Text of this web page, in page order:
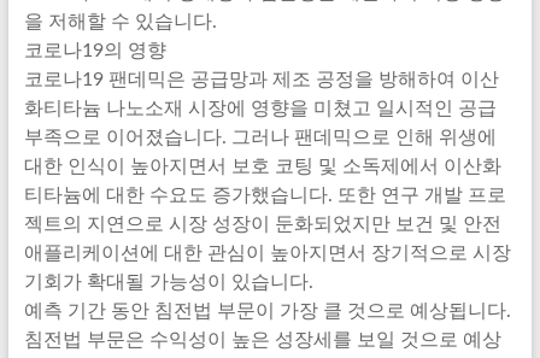
을 저해할 수 있습니다.
코로나19의 영향
코로나19 팬데믹은 공급망과 제조 공정을 방해하여 이산
화티타늄 나노소재 시장에 영향을 미쳤고 일시적인 공급
부족으로 이어졌습니다. 그러나 팬데믹으로 인해 위생에
대한 인식이 높아지면서 보호 코팅 및 소독제에서 이산화
티타늄에 대한 수요도 증가했습니다. 또한 연구 개발 프로
젝트의 지연으로 시장 성장이 둔화되었지만 보건 및 안전
애플리케이션에 대한 관심이 높아지면서 장기적으로 시장
기회가 확대될 가능성이 있습니다.
예측 기간 동안 침전법 부문이 가장 클 것으로 예상됩니다.
침전법 부문은 수익성이 높은 성장세를 보일 것으로 예상